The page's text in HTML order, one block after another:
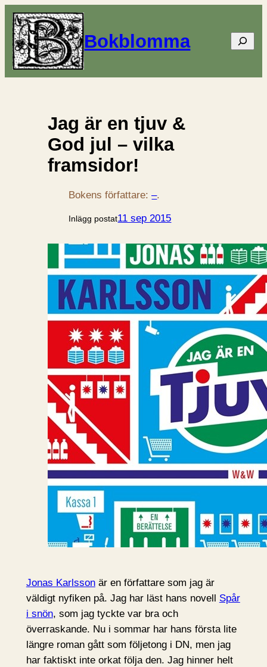
Bokblomma Sök
Jag är en tjuv &
God jul – vilka
framsidor!
Bokens författare:–.
Inlägg postat11 sep 2015
Jonas Karlssonär en författare som jag är
väldigt nyfiken på. Jag har läst hans novell Spår
i snön, som jag tyckte var bra och
överraskande. Nu i sommar har hans första lite
längre roman gått som följetong i DN, men jag
har faktiskt inte orkat följa den. Jag hinner helt